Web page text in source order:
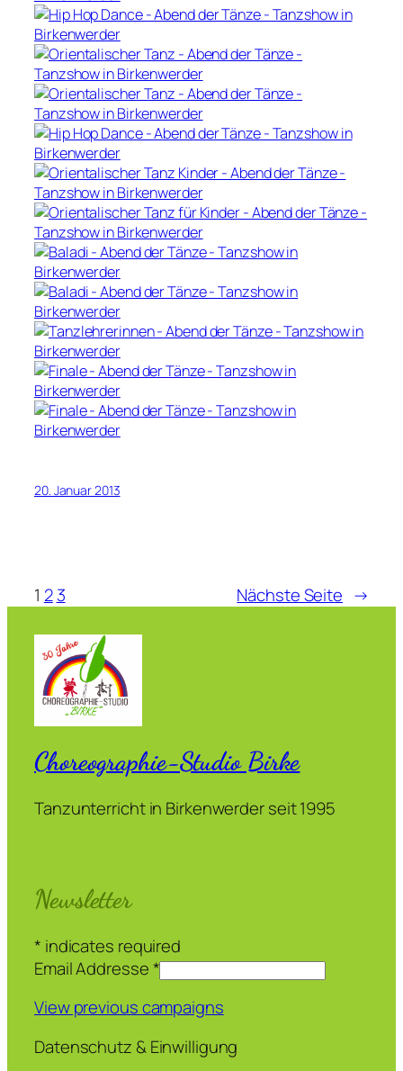
20. Januar 2013
1 2 3 Nächste Seite →
Choreographie-Studio Birke
Tanzunterricht in Birkenwerder seit 1995
Newsletter
* indicates required
Email Addresse*
View previous campaigns
Datenschutz & Einwilligung